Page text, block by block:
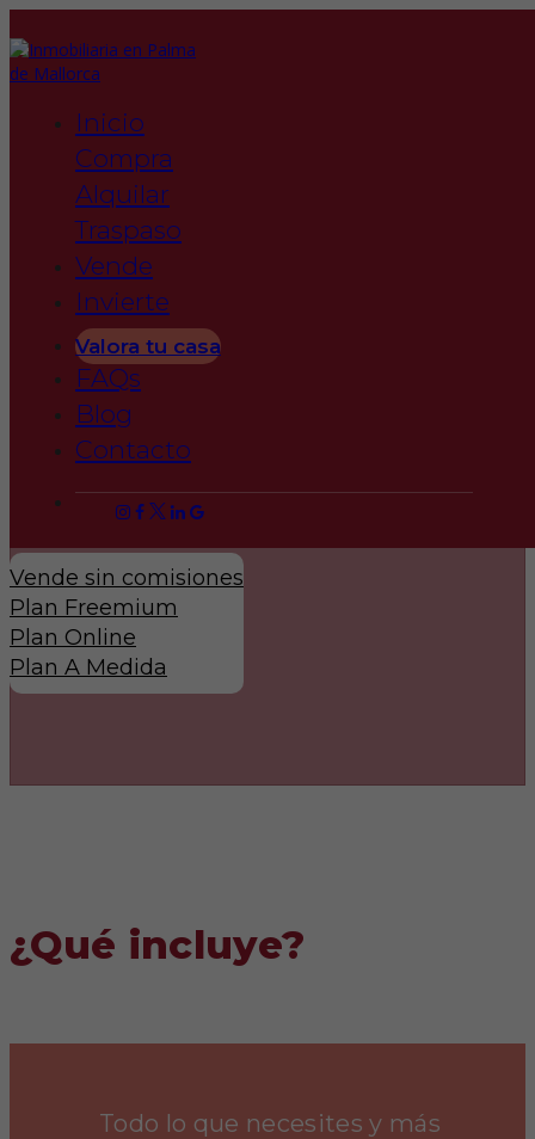
Toggle
navigation
Inicio
Compra
Alquilar
Traspaso
Vende
Vende sin comisiones
Plan Freemium
Plan Online
Plan A Medida
Invierte
Valora tu casa
FAQs
Blog
Contacto
Plan A Medida
Tus necesidades, también
¿Qué incluye?
Todo lo que necesites y más